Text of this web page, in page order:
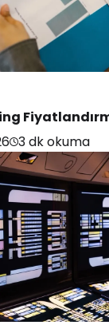
3dk okuma